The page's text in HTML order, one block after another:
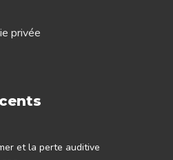
privée
et la perte auditive